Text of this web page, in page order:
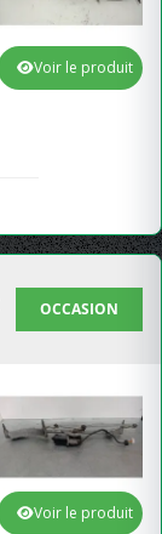
Voir le produit
OCCASION
Voir le produit